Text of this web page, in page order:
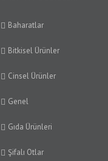
Baharatlar
Bitkisel Ürünler
Cinsel Ürünler
Genel
Gıda Ürünleri
Şifalı Otlar